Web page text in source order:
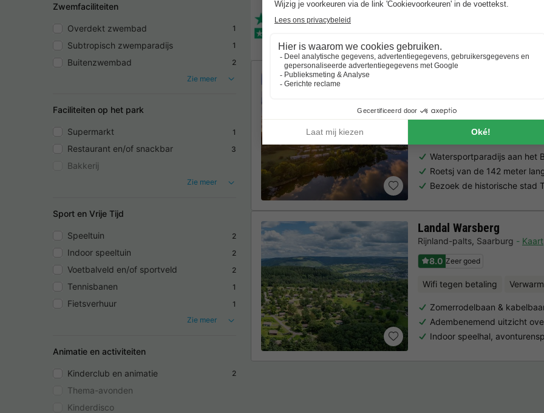
Zwemfaciliteiten
Overdekt zwembad 1
Subtropisch zwemparadijs 1
Buitenzwembad
2
Zie meer
Faciliteiten op het park
Supermarkt 1
Restaurant en/of snackbar 3
Bakkerij
Zie meer
Sport en Vrije Tijd
Speeltuin 2
Indoor speeltuin 2
Voetbalveld en/of sportveld 2
Tennisbanen 1
Fietsverhuur
1
Zie meer
Animatie en activiteiten
Kinderclub en animatie 2
Thema-avonden
Kinderdisco
Center Parcs Park
7.7 Goed
Gratis Wifi punt Verwarmd
Watersportparadijs aan het
Roetsj van de 142 meter
Bezoek de historische stad
Landal Warsberg
Rijnland-palts, Saarburg
Kaart
8.0 Zeer goed
Wifi tegen betaling
Zomerrodelbaan &
Adembenemend uitzicht
Indoor speelhal,
Trustpilot beoordelingen
„Al vakantie bij